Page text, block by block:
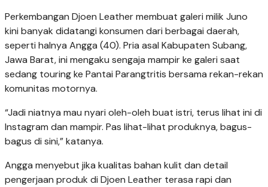
Perkembangan Djoen Leather membuat galeri milik Juno
kini banyak didatangi konsumen dari berbagai daerah,
seperti halnya Angga (40). Pria asal Kabupaten Subang,
Jawa Barat, ini mengaku sengaja mampir ke galeri saat
sedang touring ke Pantai Parangtritis bersama rekan-rekan
komunitas motornya.
“Jadi niatnya mau nyari oleh-oleh buat istri, terus lihat ini di
Instagram dan mampir. Pas lihat-lihat produknya, bagus-
bagus di sini,” katanya.
Angga menyebut jika kualitas bahan kulit dan detail
pengerjaan produk di Djoen Leather terasa rapi dan